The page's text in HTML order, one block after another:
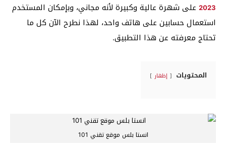
2023 على شهرة عالية وكبيرة لأنه مجاني، وبإمكان المستخدم
استعمال حسابين على هاتف واحد، لهذا نطرح الآن كل ما
تحتاج معرفته عن هذا التطبيق.
المحتويات إظهار
انستا بلس موقع تقني 101